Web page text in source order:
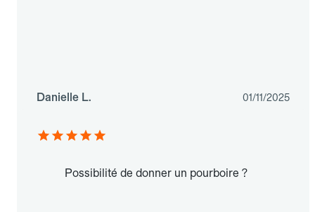
Danielle L. 01/11/2025
Possibilité de donner un pourboire ?